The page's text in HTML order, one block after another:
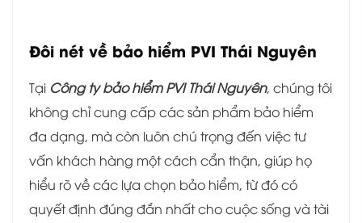
Đôi nét về bảo hiểm PVI Thái Nguyên
Tại Công ty bảo hiểm PVI Thái Nguyên, chúng tôi
không chỉ cung cấp các sản phẩm bảo hiểm
đa dạng, mà còn luôn chú trọng đến việc tư
vấn khách hàng một cách cẩn thận, giúp họ
hiểu rõ về các lựa chọn bảo hiểm, từ đó có
quyết định đúng đắn nhất cho cuộc sống và tài